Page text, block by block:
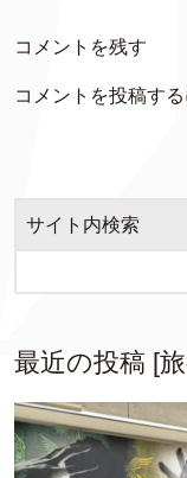
コメントを残す
コメントを投稿す
サイト内検索
最近の投稿 [